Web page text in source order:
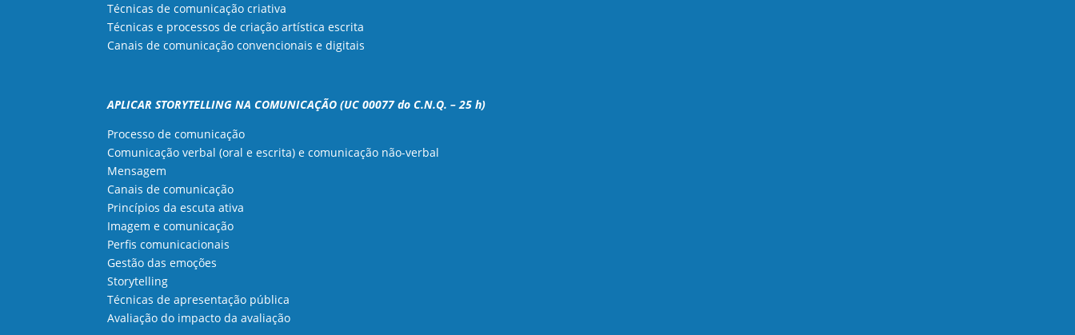
Técnicas de comunicação criativa
Técnicas e processos de criação artística escrita
Canais de comunicação convencionais e digitais
APLICAR STORYTELLING NA COMUNICAÇÃO (UC 00077 do C.N.Q. – 25 h)
Processo de comunicação
Comunicação verbal (oral e escrita) e comunicação não-verbal
Mensagem
Canais de comunicação
Princípios da escuta ativa
Imagem e comunicação
Perfis comunicacionais
Gestão das emoções
Storytelling
Técnicas de apresentação pública
Avaliação do impacto da avaliação